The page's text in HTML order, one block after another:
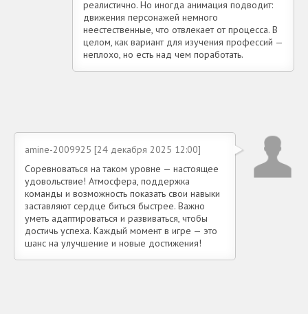
реалистично. Но иногда анимация подводит:
движения персонажей немного
неестественные, что отвлекает от процесса. В
целом, как вариант для изучения профессий —
неплохо, но есть над чем поработать.
amine-2009925 [24 декабря 2025 12:00]
Соревноваться на таком уровне — настоящее
удовольствие! Атмосфера, поддержка
команды и возможность показать свои навыки
заставляют сердце биться быстрее. Важно
уметь адаптироваться и развиваться, чтобы
достичь успеха. Каждый момент в игре — это
шанс на улучшение и новые достижения!